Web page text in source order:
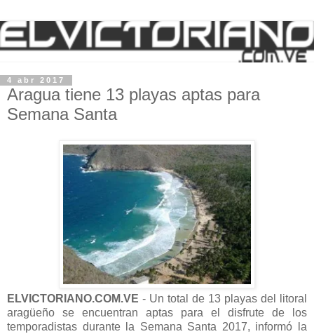
4 abr 2017
Aragua tiene 13 playas aptas para
Semana Santa
ELVICTORIANO.COM.VE - Un total de 13 playas del litoral
aragüeño se encuentran aptas para el disfrute de los
temporadistas durante la Semana Santa 2017, informó la